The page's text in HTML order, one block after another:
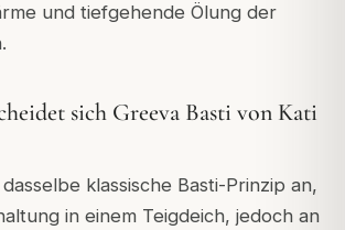
und tiefgehende Ölung der
sich Greeva Basti von Kati
klassische Basti-Prinzip an,
in einem Teigdeich, jedoch an